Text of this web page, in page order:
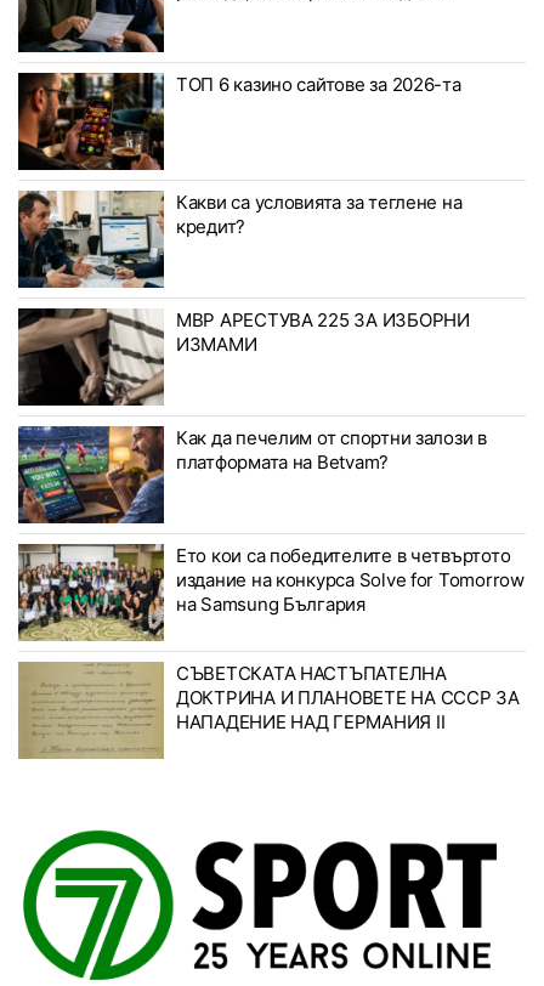
ТОП 6 казино сайтове за 2026-та
Какви са условията за теглене на
кредит?
МВР АРЕСТУВА 225 ЗА ИЗБОРНИ
ИЗМАМИ
Как да печелим от спортни залози в
платформата на Betvam?
Ето кои са победителите в четвъртото
издание на конкурса Solve for Tomorrow
на Samsung България
СЪВЕТСКАТА НАСТЪПАТЕЛНА
ДОКТРИНА И ПЛАНОВЕТЕ НА СССР ЗА
НАПАДЕНИЕ НАД ГЕРМАНИЯ II